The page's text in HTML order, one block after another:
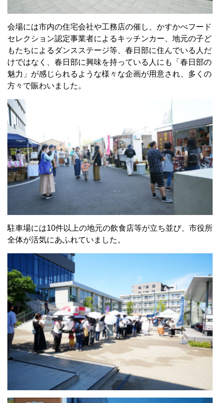
会場には市内の住宅会社や工務店の催し、かすかべフード
セレクション認定事業者によるキッチンカー、地元の子ど
もたちによるダンスステージ等、春日部に住んでいる人だ
けではなく、春日部に興味を持っている人にも「春日部の
魅力」が感じられるような様々な企画が用意され、 多くの
方々で賑わいました。
駐車場には10件以上の地元の飲食店等が立ち並び、市役所
全体が活気にあふれていました。